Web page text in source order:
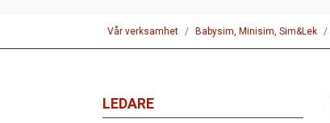
Vår verksamhet Babysim, Minisim, Sim&Lek
LEDARE